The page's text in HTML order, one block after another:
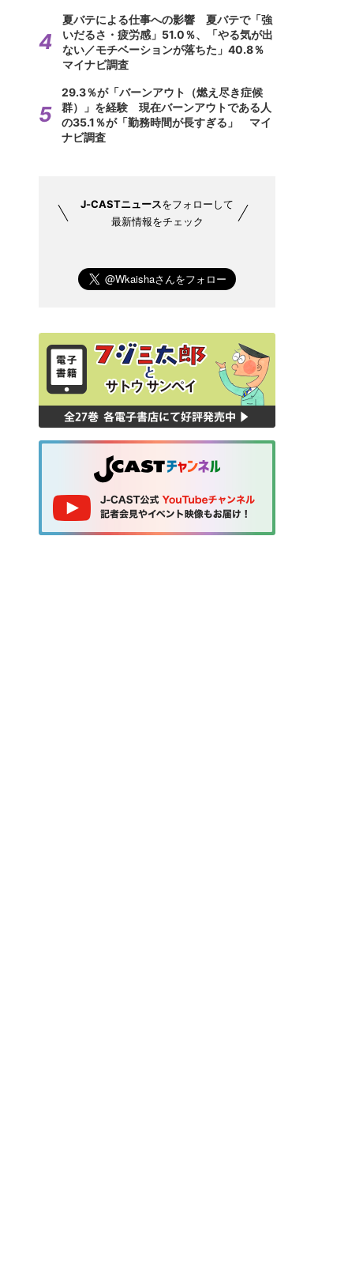
夏バテによる仕事への影響 夏バテで「強
いだるさ・疲労感」51.0％、「やる気が出
ない／モチベーションが落ちた」40.8％
マイナビ調査
29.3％が「バーンアウト（燃え尽き症候
群）」を経験 現在バーンアウトである人
の35.1％が「勤務時間が長すぎる」 マイ
ナビ調査
J-CASTニュースをフォローして
最新情報をチェック